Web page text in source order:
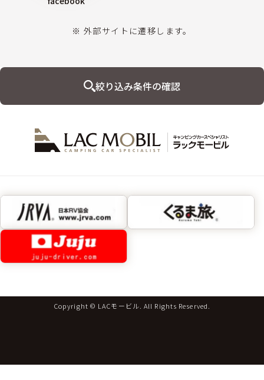
※ 外部サイトに遷移します。
絞り込み条件の確認
Copyright © LACモービル. All Rights Reserved.